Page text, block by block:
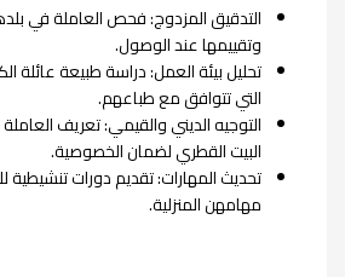
التدقيق المزدوج: فحص العاملة في
وتقييمها عند الوصول.
تحليل بيئة العمل: دراسة طبيعة عائلة
التي تتوافق مع طباعهم.
التوجيه الديني والقيمي: تعريف
البيت القطري لضمان الخصوصية.
تحديث المهارات: تقديم دورات
مهامهن المنزلية.